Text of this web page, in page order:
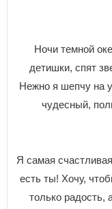
Ночи темной
детишки, спят
Нежно я шепчу на
чудесный,
Я самая
есть ты! Хочу,
только радость,